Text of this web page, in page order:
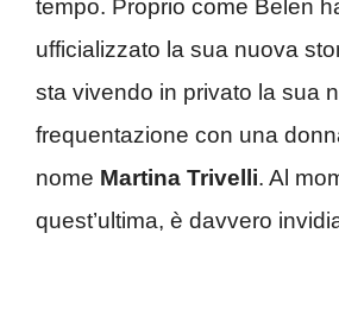
tempo. Proprio come Belen
ufficializzato la sua nuova
sta vivendo in privato la sua
frequentazione con una
nome Martina Trivelli. Al
quest’ultima, è davvero